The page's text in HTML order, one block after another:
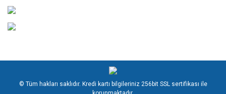
© Tüm hakları saklıdır. Kredi kartı bilgileriniz 256bit SSL sertifikası ile